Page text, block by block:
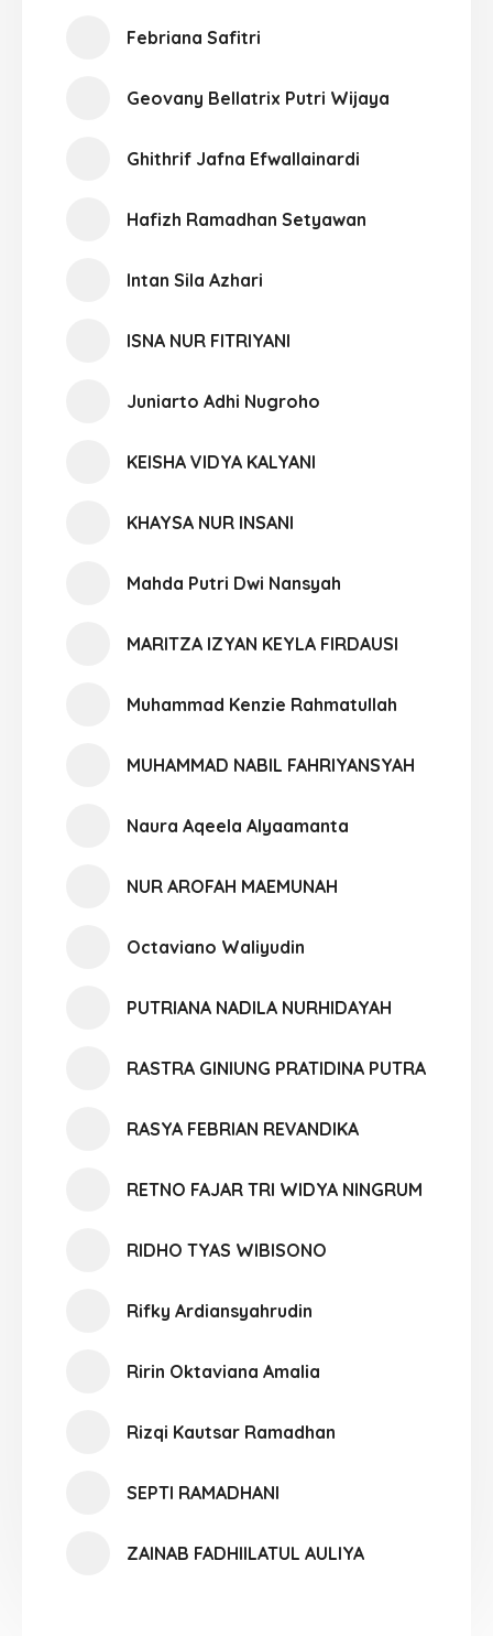
Febriana Safitri
Geovany Bellatrix Putri Wijaya
Ghithrif Jafna Efwallainardi
Hafizh Ramadhan Setyawan
Intan Sila Azhari
ISNA NUR FITRIYANI
Juniarto Adhi Nugroho
KEISHA VIDYA KALYANI
KHAYSA NUR INSANI
Mahda Putri Dwi Nansyah
MARITZA IZYAN KEYLA FIRDAUSI
Muhammad Kenzie Rahmatullah
MUHAMMAD NABIL FAHRIYANSYAH
Naura Aqeela Alyaamanta
NUR AROFAH MAEMUNAH
Octaviano Waliyudin
PUTRIANA NADILA NURHIDAYAH
RASTRA GINIUNG PRATIDINA PUTRA
RASYA FEBRIAN REVANDIKA
RETNO FAJAR TRI WIDYA NINGRUM
RIDHO TYAS WIBISONO
Rifky Ardiansyahrudin
Ririn Oktaviana Amalia
Rizqi Kautsar Ramadhan
SEPTI RAMADHANI
ZAINAB FADHIILATUL AULIYA